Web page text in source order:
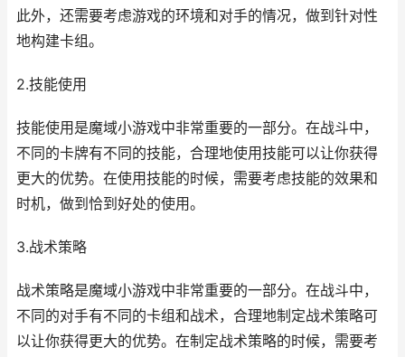
此外，还需要考虑游戏的环境和对手的情况，做到针对性
地构建卡组。
2.技能使用
技能使用是魔域小游戏中非常重要的一部分。在战斗中，
不同的卡牌有不同的技能，合理地使用技能可以让你获得
更大的优势。在使用技能的时候，需要考虑技能的效果和
时机，做到恰到好处的使用。
3.战术策略
战术策略是魔域小游戏中非常重要的一部分。在战斗中，
不同的对手有不同的卡组和战术，合理地制定战术策略可
以让你获得更大的优势。在制定战术策略的时候，需要考